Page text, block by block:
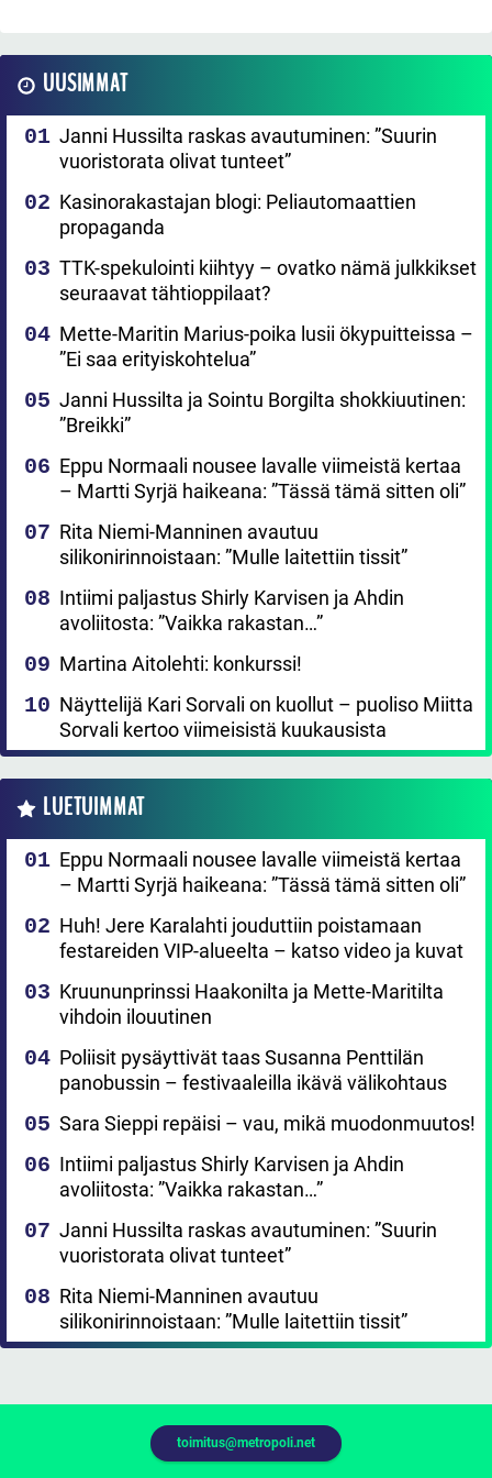
UUSIMMAT
Janni Hussilta raskas avautuminen: ”Suurin
vuoristorata olivat tunteet”
Kasinorakastajan blogi: Peliautomaattien
propaganda
TTK-spekulointi kiihtyy – ovatko nämä julkkikset
seuraavat tähtioppilaat?
Mette-Maritin Marius-poika lusii ökypuitteissa –
”Ei saa erityiskohtelua”
Janni Hussilta ja Sointu Borgilta shokkiuutinen:
”Breikki”
Eppu Normaali nousee lavalle viimeistä kertaa
– Martti Syrjä haikeana: ”Tässä tämä sitten oli”
Rita Niemi-Manninen avautuu
silikonirinnoistaan: ”Mulle laitettiin tissit”
Intiimi paljastus Shirly Karvisen ja Ahdin
avoliitosta: ”Vaikka rakastan…”
Martina Aitolehti: konkurssi!
Näyttelijä Kari Sorvali on kuollut – puoliso Miitta
Sorvali kertoo viimeisistä kuukausista
LUETUIMMAT
Eppu Normaali nousee lavalle viimeistä kertaa
– Martti Syrjä haikeana: ”Tässä tämä sitten oli”
Huh! Jere Karalahti jouduttiin poistamaan
festareiden VIP-alueelta – katso video ja kuvat
Kruununprinssi Haakonilta ja Mette-Maritilta
vihdoin ilouutinen
Poliisit pysäyttivät taas Susanna Penttilän
panobussin – festivaaleilla ikävä välikohtaus
Sara Sieppi repäisi – vau, mikä muodonmuutos!
Intiimi paljastus Shirly Karvisen ja Ahdin
avoliitosta: ”Vaikka rakastan…”
Janni Hussilta raskas avautuminen: ”Suurin
vuoristorata olivat tunteet”
Rita Niemi-Manninen avautuu
silikonirinnoistaan: ”Mulle laitettiin tissit”
toimitus@metropoli.net